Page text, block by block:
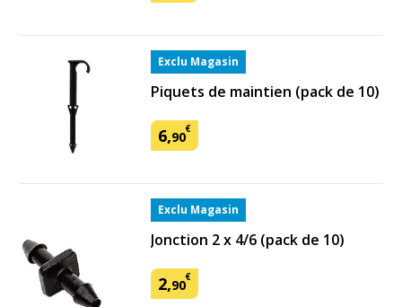
Exclu Magasin
Piquets de maintien (pack de 10)
6,90€
Exclu Magasin
Jonction 2 x 4/6 (pack de 10)
2,90€